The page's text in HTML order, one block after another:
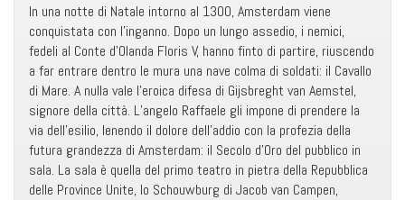
In una notte di Natale intorno al 1300, Amsterdam viene
conquistata con l’inganno. Dopo un lungo assedio, i nemici,
fedeli al Conte d’Olanda Floris V, hanno finto di partire, riuscendo
a far entrare dentro le mura una nave colma di soldati: il Cavallo
di Mare. A nulla vale l’eroica difesa di Gijsbreght van Aemstel,
signore della città. L’angelo Raffaele gli impone di prendere la
via dell’esilio, lenendo il dolore dell’addio con la profezia della
futura grandezza di Amsterdam: il Secolo d’Oro del pubblico in
sala. La sala è quella del primo teatro in pietra della Repubblica
delle Province Unite, lo Schouwburg di Jacob van Campen,